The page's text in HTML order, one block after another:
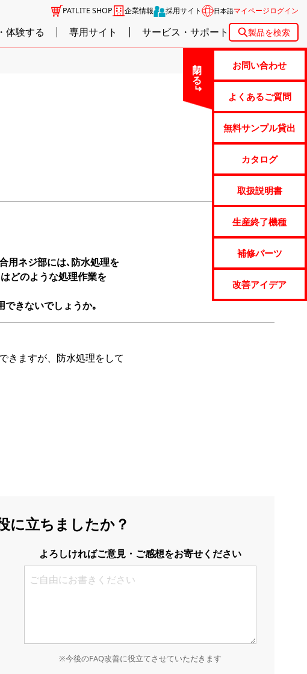
PATLITE SHOP 企業情報 採用サイト 日本語マイページログイン
体験する 専用サイト サービス・サポート 製品を検索
閉じる お問い合わせ
よくあるご質問
無料サンプル貸出
カタログ
取扱説明書
生産終了機種
補修パーツ
改善アイデア
用ネジ部には､防水処理を
どのような処理作業を
できないでしょうか｡
きますが、防水処理をして
に立ちましたか？
よろしければご意見・ご感想をお寄せください
※今後のFAQ改善に役立てさせていただきます